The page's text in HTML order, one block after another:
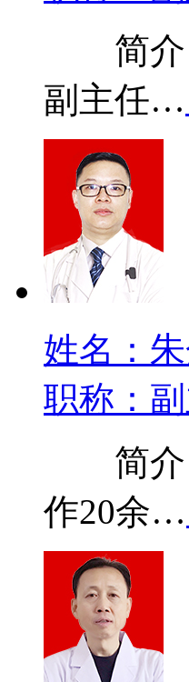
简介：
副主任…
姓名：
职称：
简介：
作20余…